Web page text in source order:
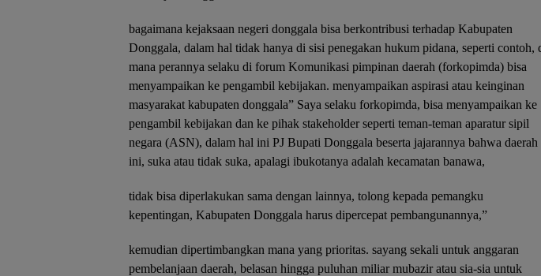
bagaimana kejaksaan negeri donggala bisa berkontribusi terhadap Kabupaten
Donggala, dalam hal tidak hanya di sisi penegakan hukum pidana, seperti contoh,
mana perannya selaku di forum Komunikasi pimpinan daerah (forkopimda) bisa
menyampaikan ke pengambil kebijakan. menyampaikan aspirasi atau keinginan
masyarakat kabupaten donggala” Saya selaku forkopimda, bisa menyampaikan ke
pengambil kebijakan dan ke pihak stakeholder seperti teman-teman aparatur sipil
negara (ASN), dalam hal ini PJ Bupati Donggala beserta jajarannya bahwa daerah
ini, suka atau tidak suka, apalagi ibukotanya adalah kecamatan banawa,
tidak bisa diperlakukan sama dengan lainnya, tolong kepada pemangku
kepentingan, Kabupaten Donggala harus dipercepat pembangunannya,”
kemudian dipertimbangkan mana yang prioritas. sayang sekali untuk anggaran
pembelanjaan daerah, belasan hingga puluhan miliar mubazir atau sia-sia untuk